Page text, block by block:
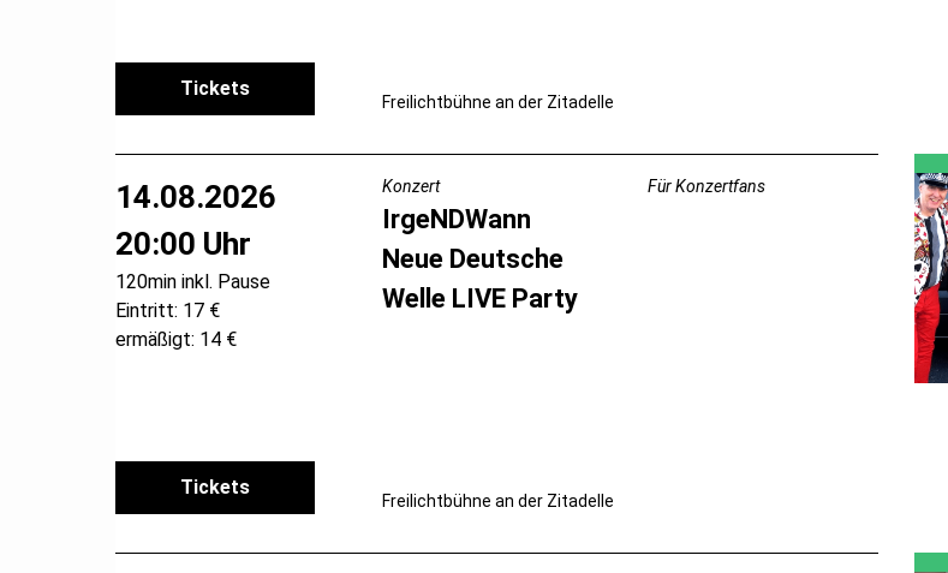
Tickets
Freilichtbühne an der Zitadelle
14.08.2026
20:00 Uhr
120min inkl. Pause
Eintritt: 17 €
ermäßigt: 14 €
Tickets
Konzert
IrgeNDWann
Neue Deutsche
Welle LIVE Party
Freilichtbühne an der Zitadelle
Für Konzertfans